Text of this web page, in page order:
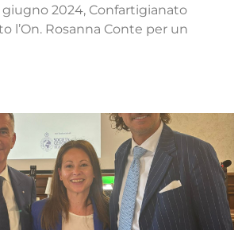
2024, Confartigianato
l’On. Rosanna Conte per un